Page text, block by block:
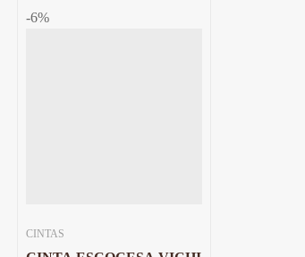
-6%
CINTAS